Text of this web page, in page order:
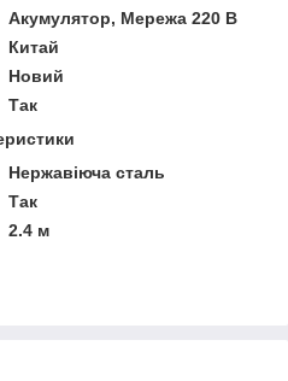
Акумулятор, Мережа 220 В
Китай
Новий
Так
Нержавіюча сталь
Так
2.4 м